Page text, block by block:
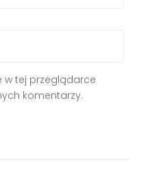
tej przeglądarce
komentarzy.